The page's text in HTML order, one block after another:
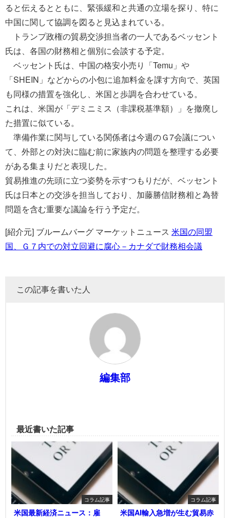
ると伝えるとともに、緊張緩和と共通の立場を探り、特に
中国に関して協調を図ると見込まれている。
トランプ政権の貿易交渉担当者の一人であるベッセント
氏は、各国の財務相と個別に会談する予定。
ベッセント氏は、中国の格安小売り「Temu」や
「SHEIN」などからの小包に追加料金を課す方向で、英国
も同様の措置を強化し、米国と歩調を合わせている。
これは、米国が「デミニミス（非課税基準額）」を撤廃し
た措置に似ている。
準備作業に関与している関係者は今週のＧ7会議につい
て、外部との対決に臨む前に家族内の問題を整理する必要
がある集まりだと表現した。
貿易推進の先頭に立つ姿勢を示すつもりだが、ベッセント
氏は日本との交渉を担当しており、加藤勝信財務相と為替
問題を含む重要な議論を行う予定だ。
[紹介元] ブルームバーグ マーケットニュース 米国の同盟
国、Ｇ７内での対立回避に腐心－カナダで財務相会議
この記事を書いた人
編集部
最近書いた記事
コラム記事
米国最新経済ニュース：雇
コラム記事
米国AI輸入急増が生む貿易赤